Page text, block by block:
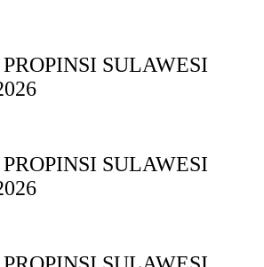
SULAWESI
SULAWESI